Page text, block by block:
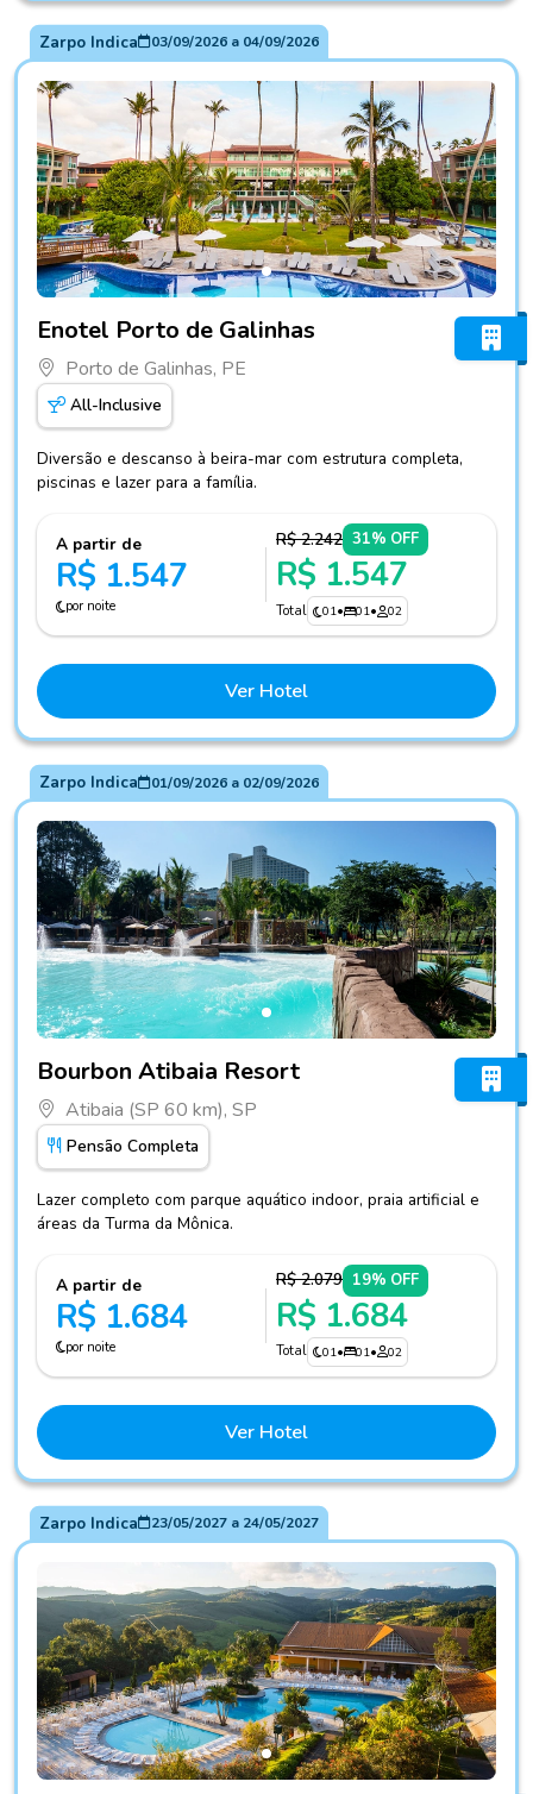
Zarpo Indica 03/09/2026a 04/09/2026
Enotel Porto de Galinhas
Porto de Galinhas, PE
All-Inclusive
Diversão e descanso à beira-mar com estrutura completa,
piscinas e lazer para a família.
A partir de
R$ 1.547
por noite
R$ 2.242 31% OFF
R$ 1.547
Total 01• 01• 02
Ver Hotel
Zarpo Indica 01/09/2026a 02/09/2026
Bourbon Atibaia Resort
Atibaia (SP 60 km), SP
Pensão Completa
Lazer completo com parque aquático indoor, praia artificial e
áreas da Turma da Mônica.
A partir de
R$ 1.684
por noite
R$ 2.079 19% OFF
R$ 1.684
Total 01• 01• 02
Ver Hotel
Zarpo Indica 23/05/2027a 24/05/2027